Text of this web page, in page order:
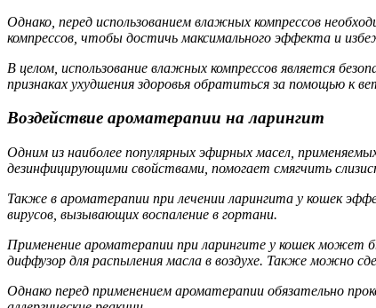
Однако, перед использованием влажных компрессов
компрессов, чтобы достичь максимального эффекта и
В целом, использование влажных компрессов является
признаках ухудшения здоровья обратиться за помощью к
Воздействие ароматерапии на ларингит
Одним из наиболее популярных эфирных масел,
дезинфицирующими свойствами, помогает смягчить
Также в ароматерапии при лечении ларингита у кошек
вирусов, вызывающих воспаление в гортани.
Применение ароматерапии при ларингите у кошек может
диффузор для распыления масла в воздухе. Также можно
Однако перед применением ароматерапии обязательно